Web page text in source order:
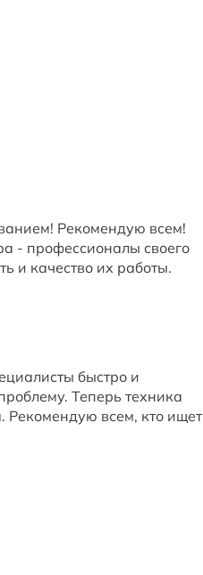
Рекомендую всем!
- профессионалы своего
и качество их работы.
быстро и
Теперь техника
Рекомендую всем, кто ищет